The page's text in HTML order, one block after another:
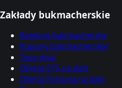
Zakłady bukmacherskie
Ranking bukmacherów
Kupony bukmacherskie
Typy dnia
Oferta STS na dziś
Oferta Fortuna na dziś